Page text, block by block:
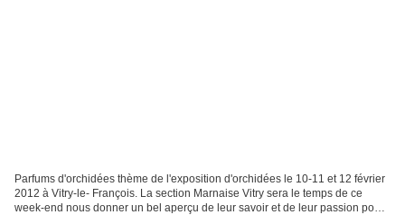
Parfums d'orchidées thème de l'exposition d'orchidées le 10-11 et 12 février
2012 à Vitry-le- François. La section Marnaise Vitry sera le temps de ce
week-end nous donner un bel aperçu de leur savoir et de leur passion pour